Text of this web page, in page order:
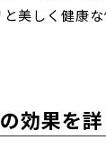
美しく健康な
効果を詳